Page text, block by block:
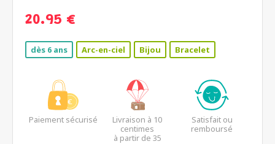
20.95 €
dès 6 ans Arc-en-ciel Bijou Bracelet
Paiement sécurisé
Livraison à 10
centimes
à partir de 35
Satisfait ou
remboursé